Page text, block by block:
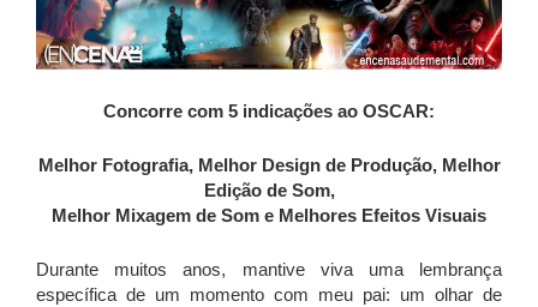
Concorre com 5 indicações ao OSCAR:
Melhor Fotografia, Melhor Design de Produção, Melhor
Edição de Som,
Melhor Mixagem de Som e Melhores Efeitos Visuais
Durante muitos anos, mantive viva uma lembrança
específica de um momento com meu pai: um olhar de